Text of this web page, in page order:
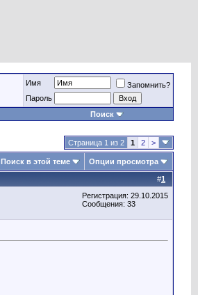
Имя
Запомнить?
Пароль
Поиск
Страница 1 из 2 1 2 >
Поиск в этой теме Опции просмотра
#1
Регистрация: 29.10.2015
Сообщения: 33